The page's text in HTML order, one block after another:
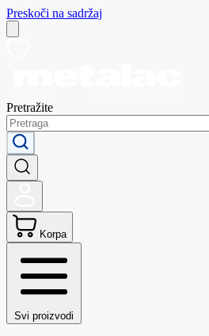
Preskoči na sadržaj
Pretražite
Korpa
Svi proizvodi